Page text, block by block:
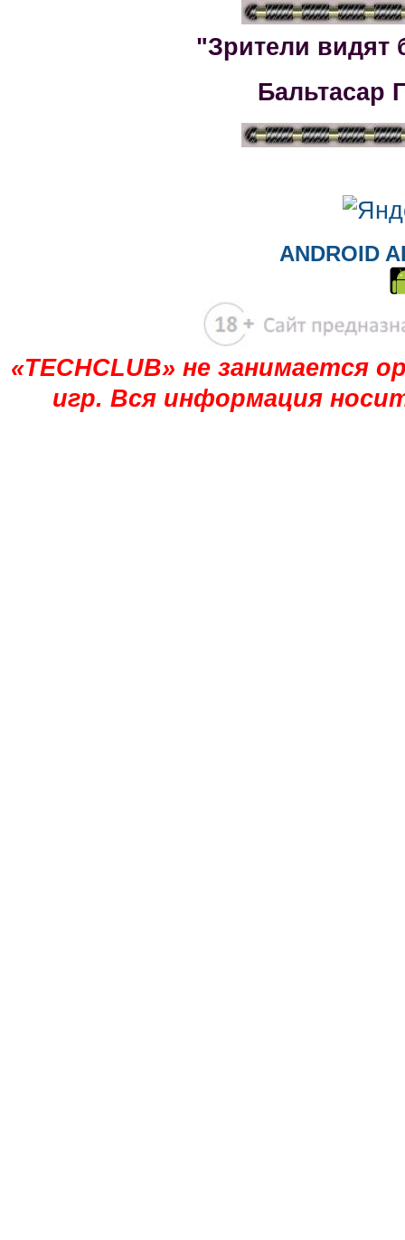
"Зрители видят
Бальтасар
ANDROID
«TECHCLUB» не занимается
игр. Вся информация